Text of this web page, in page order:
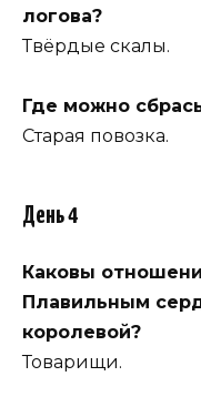
логова?
Твёрдые скалы.
Где можно
Старая повозка.
День 4
Каковы
Плавильным
королевой?
Товарищи.